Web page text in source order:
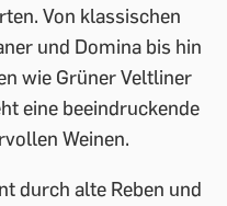
Von klassischen
und Domina bis hin
wie Grüner Veltliner
eine beeindruckende
Weinen.
durch alte Reben und